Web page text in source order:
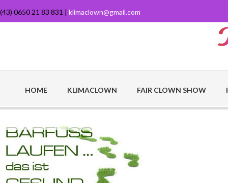
(43) 0650 21 83 831 | klimaclown@gmail.com
HOME KLIMACLOWN FAIR CLOWN SHOW